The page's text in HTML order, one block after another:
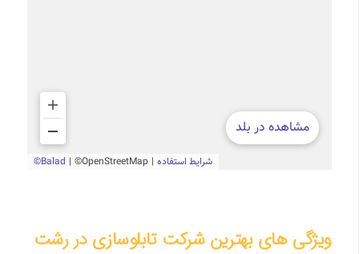
ویژگی های بهترین شرکت تابلوسازی در رشت